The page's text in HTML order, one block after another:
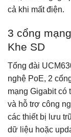
cả khi mất điện.
3 cổng
Khe SD
Tổng đài
nghệ PoE, 2
mạng Gigabit có
và hỗ trợ công
các thiết bị lưu
dữ liệu hoặc